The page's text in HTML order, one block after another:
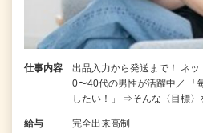
仕事内容
出品入力から発送まで！ ネ
0〜40代の男性が活躍中／ 「
したい！」 ⇒そんな〈目標
給与 完全出来高制